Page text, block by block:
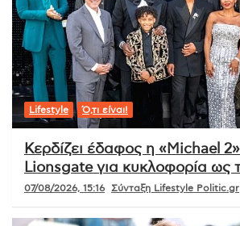
Lifestyle Ό,τι είναι!
Κερδίζει έδαφος η «Michael
Lionsgate για κυκλοφορία ως
07/08/2026, 15:16 Σύνταξη Lifestyle Politic.gr